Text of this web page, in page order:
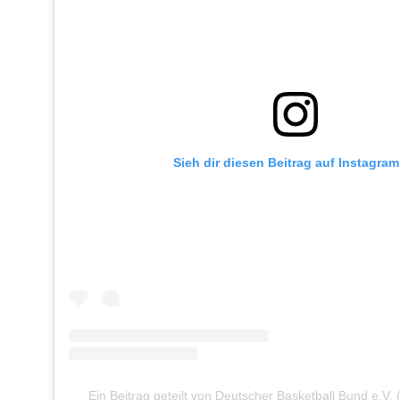
Sieh dir diesen Beitrag auf
Ein Beitrag geteilt von Deutscher Basketball Bund e.V.